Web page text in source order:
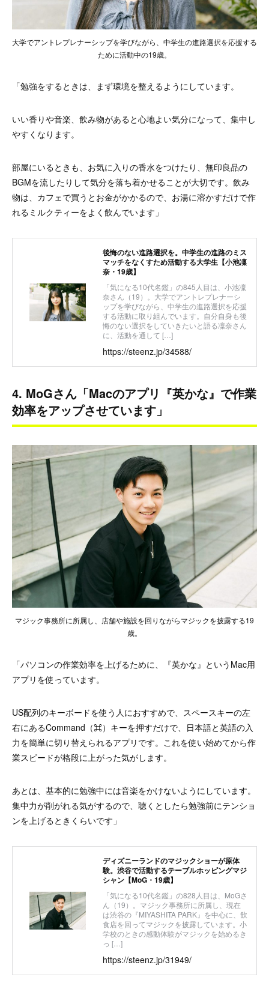
大学でアントレプレナーシップを学びながら、中学生の進路選択を応援する
ために活動中の19歳。
「勉強をするときは、まず環境を整えるようにしています。
いい香りや音楽、飲み物があると心地よい気分になって、集中し
やすくなります。
部屋にいるときも、お気に入りの香水をつけたり、無印良品の
BGMを流したりして気分を落ち着かせることが大切です。飲み
物は、カフェで買うとお金がかかるので、お湯に溶かすだけで作
れるミルクティーをよく飲んでいます」
後悔のない進路選択を。中学生の進路のミス
マッチをなくすため活動する大学生【小池凜
奈・19歳】
「気になる10代名鑑」の845人目は、小池凜
奈さん（19）。大学でアントレプレナーシ
ップを学びながら、中学生の進路選択を応援
する活動に取り組んでいます。自分自身も後
悔のない選択をしていきたいと語る凜奈さん
に、活動を通して […]
https://steenz.jp/34588/
4. MoGさん「Macのアプリ『英かな』で作業
効率をアップさせています」
マジック事務所に所属し、店舗や施設を回りながらマジックを披露する19
歳。
「パソコンの作業効率を上げるために、『英かな』というMac用
アプリを使っています。
US配列のキーボードを使う人におすすめで、スペースキーの左
右にあるCommand（⌘）キーを押すだけで、日本語と英語の入
力を簡単に切り替えられるアプリです。これを使い始めてから作
業スピードが格段に上がった気がします。
あとは、基本的に勉強中には音楽をかけないようにしています。
集中力が削がれる気がするので、聴くとしたら勉強前にテンショ
ンを上げるときくらいです」
ディズニーランドのマジックショーが原体
験。渋谷で活動するテーブルホッピングマジ
シャン【MoG・19歳】
「気になる10代名鑑」の828人目は、MoGさ
ん（19）。マジック事務所に所属し、現在
は渋谷の『MIYASHITA PARK』を中心に、飲
食店を回ってマジックを披露しています。小
学校のときの感動体験がマジックを始めるき
っ […]
https://steenz.jp/31949/